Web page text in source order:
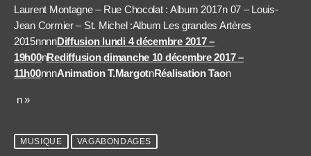
Laurent Montagne – Rue Chocolat : Album 2017n 07 – Louis-
Jean Cormier – St. Michel :Album Les grandes Artères
2015nnnnDiffusion lundi 4 décembre 2017 –
19h00nRediffusion dimanche 10 décembre 2017 –
11h00nnnAnimation T.MargotnRéalisation Taon
n »
MUSIQUE VAGABONDAGES